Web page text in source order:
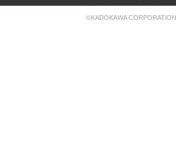
©KADOKAWA CORPORATION